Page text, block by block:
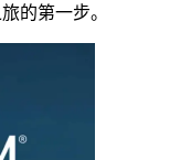
的第一步。​